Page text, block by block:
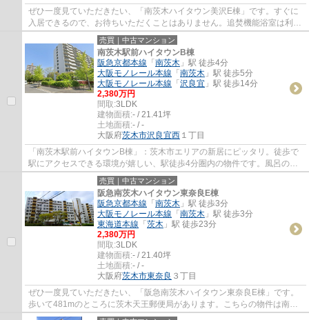
ぜひ一度見ていただきたい、「南茨木ハイタウン美沢E棟」です。すぐに
入居できるので、お待ちいただくことはありません。追焚機能浴室は利便
性が高いので、あって損はありません。2駅...
売買｜中古マンション
南茨木駅前ハイタウンB棟
阪急京都本線 「 南茨木 」駅 徒歩4分
大阪モノレール本線 「 南茨木 」駅 徒歩5分
大阪モノレール本線 「 沢良宜 」駅 徒歩14分
2,380万円
間取:3LDK
建物面積:- / 21.41坪
土地面積:- / -
大阪府茨木市沢良宜西 １丁目
「南茨木駅前ハイタウンB棟」：茨木市エリアの新居にピッタリ。徒歩で
駅にアクセスできる環境が嬉しい、駅徒歩4分圏内の物件です。風呂の湯
が冷めた時も追焚機能浴室があるので便利で...
売買｜中古マンション
阪急南茨木ハイタウン東奈良E棟
阪急京都本線 「 南茨木 」駅 徒歩3分
大阪モノレール本線 「 南茨木 」駅 徒歩3分
東海道本線 「 茨木 」駅 徒歩23分
2,380万円
間取:3LDK
建物面積:- / 21.40坪
土地面積:- / -
大阪府茨木市東奈良 ３丁目
ぜひ一度見ていただきたい、「阪急南茨木ハイタウン東奈良E棟」です。
歩いて481mのところに茨木天王郵便局があります。こちらの物件は南向
きです。多くの方に好評な、清潔感のある室内...